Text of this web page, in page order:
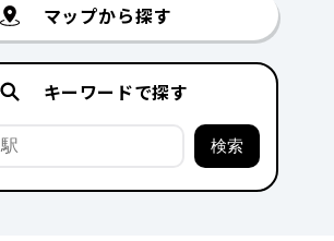
マップから探す
キーワードで探す